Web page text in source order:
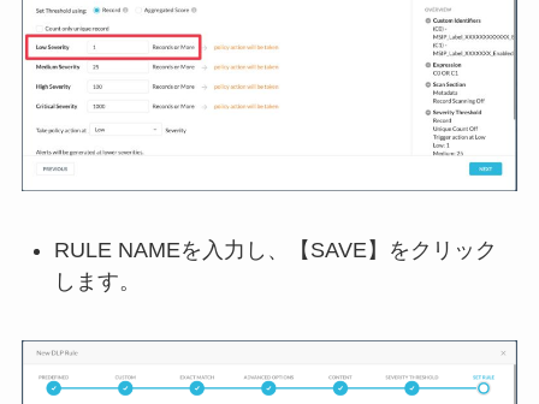
RULE NAMEを入力し、【SAVE】をクリック
します。